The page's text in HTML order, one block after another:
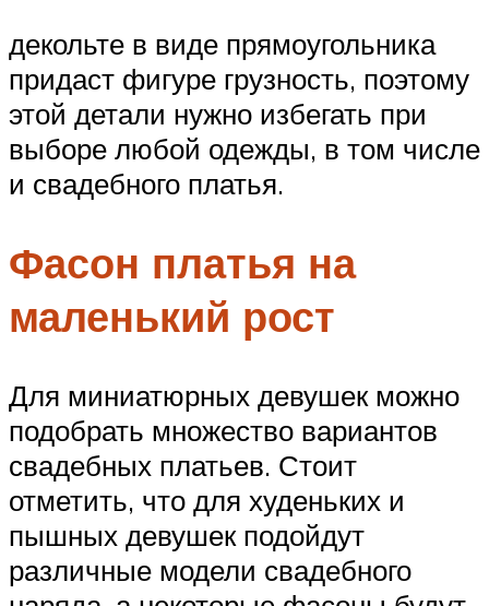
декольте в виде прямоугольника
придаст фигуре грузность, поэтому
этой детали нужно избегать при
выборе любой одежды, в том числе
и свадебного платья.
Фасон платья на
маленький рост
Для миниатюрных девушек можно
подобрать множество вариантов
свадебных платьев. Стоит
отметить, что для худеньких и
пышных девушек подойдут
различные модели свадебного